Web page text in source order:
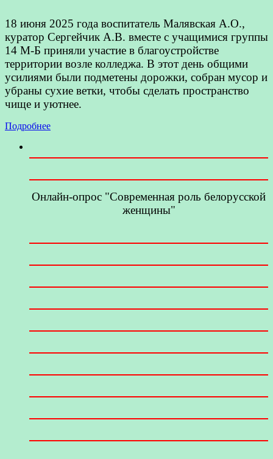
18 июня 2025 года воспитатель Малявская А.О.,
куратор Сергейчик А.В. вместе с учащимися группы
14 М-Б приняли участие в благоустройстве
территории возле колледжа. В этот день общими
усилиями были подметены дорожки, собран мусор и
убраны сухие ветки, чтобы сделать пространство
чище и уютнее.
Подробнее
Онлайн-опрос "Современная роль белорусской
женщины"